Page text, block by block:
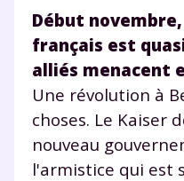
Début
français est
alliés menacent
Une révolution à
choses. Le Kaiser
nouveau
l'armistice qui est
J’accepte de
myMaxicours.
Votre adresse e-mail
vous envoyer notre
désinscrire à tout
désinscription présent